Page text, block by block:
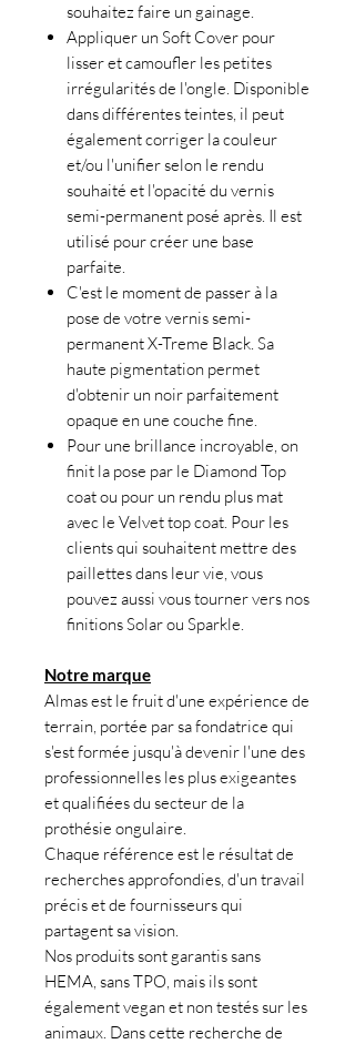
souhaitez faire un gainage.
Appliquer un Soft Cover pour
lisser et camoufler les petites
irrégularités de l'ongle. Disponible
dans différentes teintes, il peut
également corriger la couleur
et/ou l'unifier selon le rendu
souhaité et l'opacité du vernis
semi-permanent posé après. Il est
utilisé pour créer une base
parfaite.
C'est le moment de passer à la
pose de votre vernis semi-
permanent X-Treme Black. Sa
haute pigmentation permet
d'obtenir un noir parfaitement
opaque en une couche fine.
Pour une brillance incroyable, on
finit la pose par le Diamond Top
coat ou pour un rendu plus mat
avec le Velvet top coat. Pour les
clients qui souhaitent mettre des
paillettes dans leur vie, vous
pouvez aussi vous tourner vers nos
finitions Solar ou Sparkle.
Notre marque
Almas est le fruit d'une expérience de
terrain, portée par sa fondatrice qui
s'est formée jusqu'à devenir l'une des
professionnelles les plus exigeantes
et qualifiées du secteur de la
prothésie ongulaire.
Chaque référence est le résultat de
recherches approfondies, d'un travail
précis et de fournisseurs qui
partagent sa vision.
Nos produits sont garantis sans
HEMA, sans TPO, mais ils sont
également vegan et non testés sur les
animaux. Dans cette recherche de